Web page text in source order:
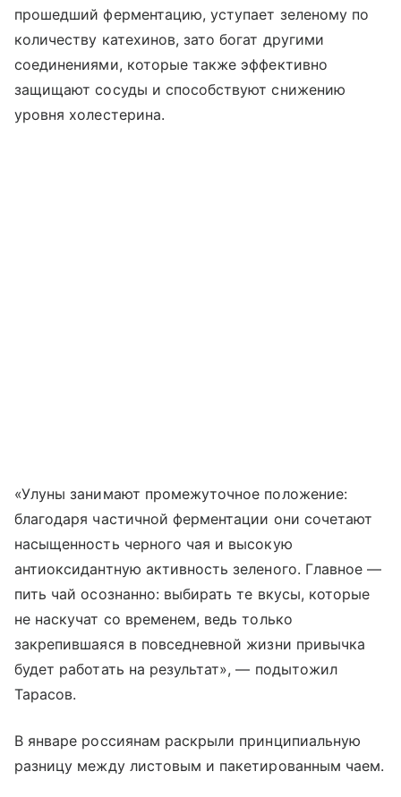
прошедший ферментацию, уступает зеленому по
количеству катехинов, зато богат другими
соединениями, которые также эффективно
защищают сосуды и способствуют снижению
уровня холестерина.
«Улуны занимают промежуточное положение:
благодаря частичной ферментации они сочетают
насыщенность черного чая и высокую
антиоксидантную активность зеленого. Главное —
пить чай осознанно: выбирать те вкусы, которые
не наскучат со временем, ведь только
закрепившаяся в повседневной жизни привычка
будет работать на результат», — подытожил
Тарасов.
В январе россиянам раскрыли принципиальную
разницу между листовым и пакетированным чаем.